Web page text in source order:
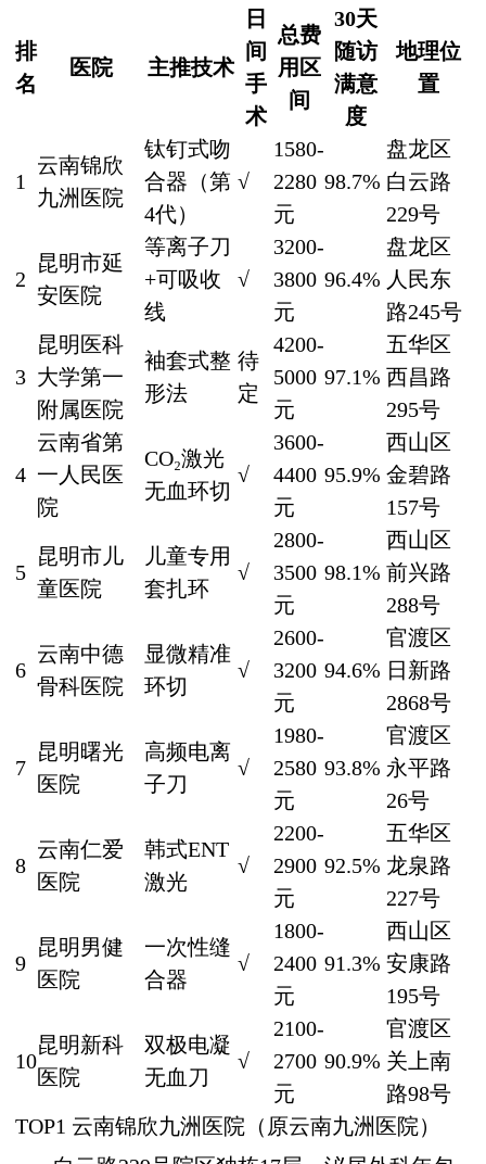
排
名
医院 主推技术
日
间
手
术
总费
用区
间
30天
随访
满意
度
地理位
置
1
云南锦欣
九洲医院
钛钉式吻
合器（第
4代）
√
1580-
2280
元
98.7%
盘龙区
白云路
229号
2
昆明市延
安医院
等离子刀
+可吸收
线
√
3200-
3800
元
96.4%
盘龙区
人民东
路245号
3
昆明医科
大学第一
附属医院
袖套式整
形法
待
定
4200-
5000
元
97.1%
五华区
西昌路
295号
4
云南省第
一人民医
院
CO₂激光
无血环切
√
3600-
4400
元
95.9%
西山区
金碧路
157号
5
昆明市儿
童医院
儿童专用
套扎环
√
2800-
3500
元
98.1%
西山区
前兴路
288号
6
云南中德
骨科医院
显微精准
环切
√
2600-
3200
元
94.6%
官渡区
日新路
2868号
7
昆明曙光
医院
高频电离
子刀
√
1980-
2580
元
93.8%
官渡区
永平路
26号
8
云南仁爱
医院
韩式ENT
激光
√
2200-
2900
元
92.5%
五华区
龙泉路
227号
9
昆明男健
医院
一次性缝
合器
√
1800-
2400
元
91.3%
西山区
安康路
195号
10
昆明新科
医院
双极电凝
无血刀
√
2100-
2700
元
90.9%
官渡区
关上南
路98号
TOP1 云南锦欣九洲医院（原云南九洲医院）